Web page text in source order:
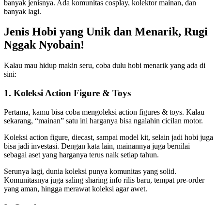
banyak jenisnya. Ada komunitas cosplay, kolektor mainan, dan
banyak lagi.
Jenis Hobi yang Unik dan Menarik, Rugi
Nggak Nyobain!
Kalau mau hidup makin seru, coba dulu hobi menarik yang ada di
sini:
1. Koleksi Action Figure & Toys
Pertama, kamu bisa coba mengoleksi action figures & toys. Kalau
sekarang, “mainan” satu ini harganya bisa ngalahin cicilan motor.
Koleksi action figure, diecast, sampai model kit, selain jadi hobi juga
bisa jadi investasi. Dengan kata lain, mainannya juga bernilai
sebagai aset yang harganya terus naik setiap tahun.
Serunya lagi, dunia koleksi punya komunitas yang solid.
Komunitasnya juga saling sharing info rilis baru, tempat pre-order
yang aman, hingga merawat koleksi agar awet.